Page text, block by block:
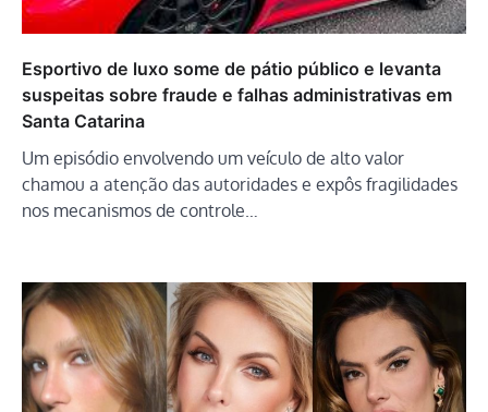
Esportivo de luxo some de pátio público e levanta
suspeitas sobre fraude e falhas administrativas em
Santa Catarina
Um episódio envolvendo um veículo de alto valor
chamou a atenção das autoridades e expôs fragilidades
nos mecanismos de controle…